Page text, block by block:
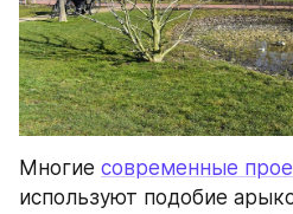
Многие современные
используют подобие